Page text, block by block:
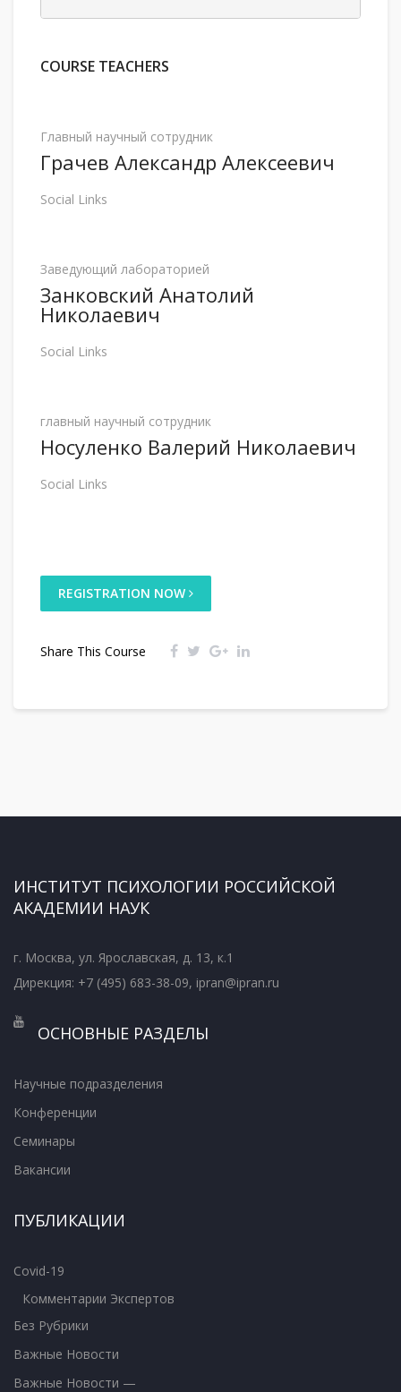
COURSE TEACHERS
Главный научный сотрудник
Грачев Александр Алексеевич
Social Links
Заведующий лабораторией
Занковский Анатолий
Николаевич
Social Links
главный научный сотрудник
Носуленко Валерий Николаевич
Social Links
REGISTRATION NOW
Share This Course
ИНСТИТУТ ПСИХОЛОГИИ РОССИЙСКОЙ
АКАДЕМИИ НАУК
г. Москва, ул. Ярославская, д. 13, к.1
Дирекция: +7 (495) 683-38-09, ipran@ipran.ru
ОСНОВНЫЕ РАЗДЕЛЫ
Научные подразделения
Конференции
Семинары
Вакансии
ПУБЛИКАЦИИ
Covid-19
Комментарии Экспертов
Без Рубрики
Важные Новости
Важные Новости —